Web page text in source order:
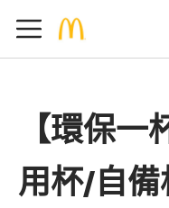
【環保一
用杯/自備